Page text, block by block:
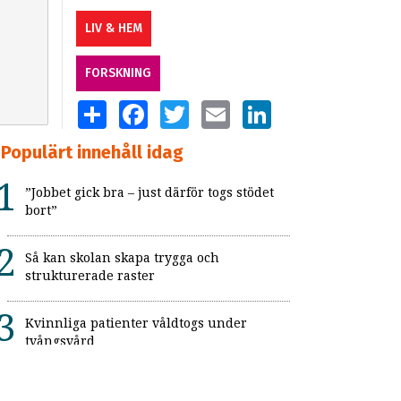
LIV & HEM
FORSKNING
SHARE FACEBOOKTWITTEREMAIL LINKEDIN
Populärt innehåll idag
”Jobbet gick bra – just därför togs stödet
bort”
Så kan skolan skapa trygga och
strukturerade raster
Kvinnliga patienter våldtogs under
tvångsvård